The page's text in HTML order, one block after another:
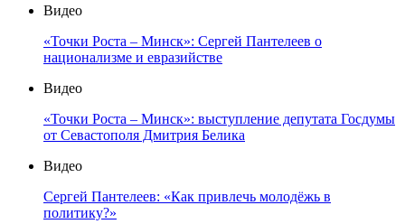
Видео
«Точки Роста – Минск»: Сергей Пантелеев о
национализме и евразийстве
Видео
«Точки Роста – Минск»: выступление депутата Госдумы
от Севастополя Дмитрия Белика
Видео
Сергей Пантелеев: «Как привлечь молодёжь в
политику?»